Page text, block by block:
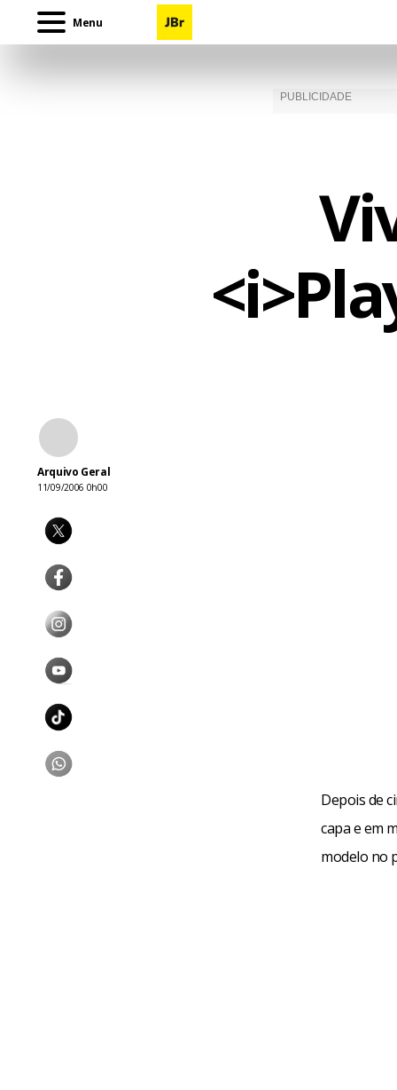
Menu
Arquivo Geral
11/09/2006 0h00
Depois de
capa e em
modelo no